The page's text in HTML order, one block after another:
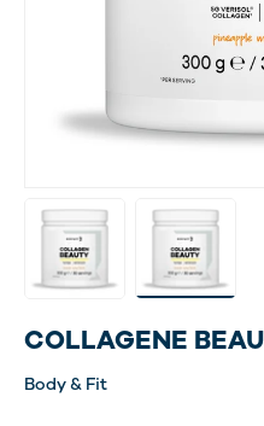
Carica immagine 1 nella
Carica
COLLAGENE
Body & Fit